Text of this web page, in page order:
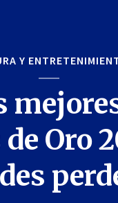
Y
Oro